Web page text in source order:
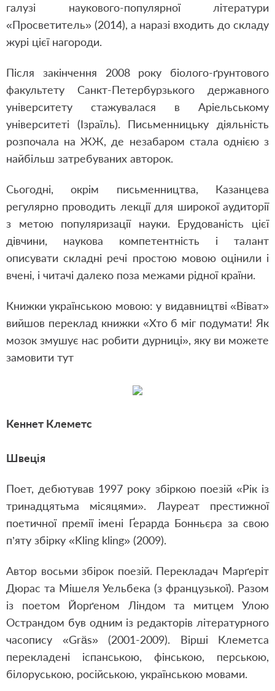
галузі наукового-популярної літератури
«Просветитель» (2014), а наразі входить до складу
журі цієї нагороди.
Після закінчення 2008 року біолого-ґрунтового
факультету Санкт-Петербурзького державного
університету стажувалася в Аріельському
університеті (Ізраїль). Письменницьку діяльність
розпочала на ЖЖ, де незабаром стала однією з
найбільш затребуваних авторок.
Сьогодні, окрім письменництва, Казанцева
регулярно проводить лекції для широкої аудиторії
з метою популяризації науки. Ерудованість цієї
дівчини, наукова компетентність і талант
описувати складні речі простою мовою оцінили і
вчені, і читачі далеко поза межами рідної країни.
Книжки українською мовою: у видавництві «Віват»
вийшов переклад книжки «Хто б міг подумати! Як
мозок змушує нас робити дурниці», яку ви можете
замовити тут
Кеннет Клеметс
Швеція
Поет, дебютував 1997 року збіркою поезій «Рік із
тринадцятьма місяцями». Лауреат престижної
поетичної премії імені Ґерарда Бонньєра за свою
п’яту збірку «Kling kling» (2009).
Автор восьми збірок поезій. Перекладач Марґеріт
Дюрас та Мішеля Уельбека (з французької). Разом
із поетом Йорґеном Ліндом та митцем Улою
Острандом був одним із редакторів літературного
часопису «Gräs» (2001-2009). Вірші Клеметса
перекладені іспанською, фінською, перською,
білоруською, російською, українською мовами.